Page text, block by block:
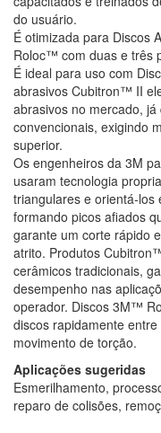
do usuário.
É otimizada para Discos
Roloc™ com duas e três
É ideal para uso com
abrasivos Cubitron™ II
abrasivos no mercado,
convencionais, exigindo
superior.
Os engenheiros da 3M
usaram tecnologia
triangulares e orientá-los
formando picos afiados
garante um corte rápido
atrito. Produtos
cerâmicos tradicionais,
desempenho nas
operador. Discos 3M™
discos rapidamente
movimento de torção.
Aplicações sugeridas
Esmerilhamento,
reparo de colisões,